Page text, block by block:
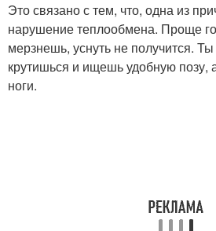
Это связано с тем, что, одна из
нарушение теплообмена. Проще
мерзнешь, уснуть не получится.
крутишься и ищешь удобную позу,
ноги.